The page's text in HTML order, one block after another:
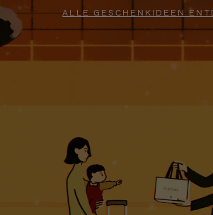
ALLE GESCHENKIDEEN